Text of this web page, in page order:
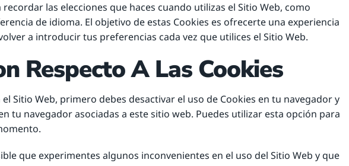
las elecciones que haces cuando utilizas el Sitio Web, como
de idioma. El objetivo de estas Cookies es ofrecerte una experiencia
a introducir tus preferencias cada vez que utilices el Sitio Web.
Respecto A Las Cookies
Sitio Web, primero debes desactivar el uso de Cookies en tu navegador y
tu navegador asociadas a este sitio web. Puedes utilizar esta opción para
que experimentes algunos inconvenientes en el uso del Sitio Web y que